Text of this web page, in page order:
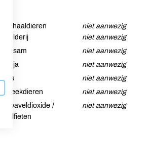
Schaaldieren
niet aanwezig
Selderij
niet aanwezig
Sesam
niet aanwezig
Soja
niet aanwezig
Vis
niet aanwezig
Weekdieren
niet aanwezig
Zwaveldioxide /
sulfieten
niet aanwezig